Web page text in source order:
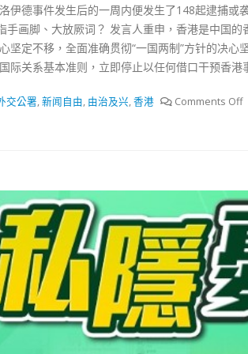
伊德事件发生后的一周内便发生了148起逮捕或
手画脚、大放厥词？ 发言人重申，香港是中国
坚定不移，全面准确贯彻“一国两制”方针的决
际关系基本准则，立即停止以任何借口干预香港
交公署,新闻自由, 由治及兴,香港 Comments Off